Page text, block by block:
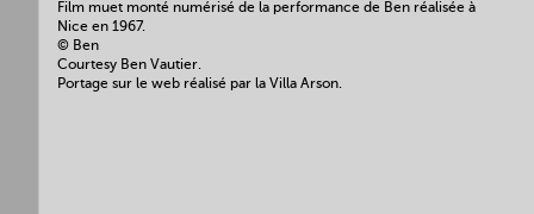
Film muet monté numérisé de la performance de Ben réalisée à
Nice en 1967.
© Ben
Courtesy Ben Vautier.
Portage sur le web réalisé par la Villa Arson.